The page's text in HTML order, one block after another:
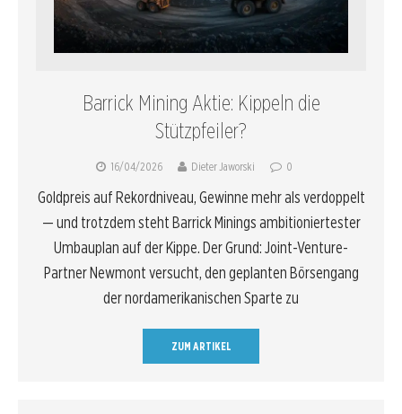
Barrick Mining Aktie: Kippeln die
Stützpfeiler?
16/04/2026 Dieter Jaworski 0
Goldpreis auf Rekordniveau, Gewinne mehr als verdoppelt
— und trotzdem steht Barrick Minings ambitioniertester
Umbauplan auf der Kippe. Der Grund: Joint-Venture-
Partner Newmont versucht, den geplanten Börsengang
der nordamerikanischen Sparte zu
ZUM ARTIKEL